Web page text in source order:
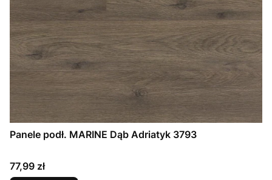
Panele podł. MARINE Dąb Adriatyk 3793
Cena
77,99 zł